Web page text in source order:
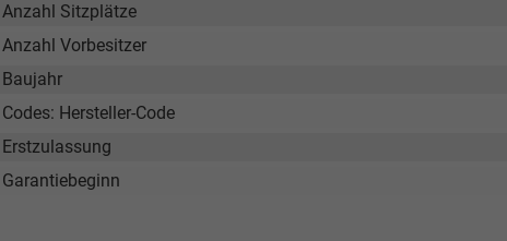
Anzahl Sitzplätze
Anzahl Vorbesitzer
Baujahr
Codes: Hersteller-Code
Erstzulassung
Garantiebeginn